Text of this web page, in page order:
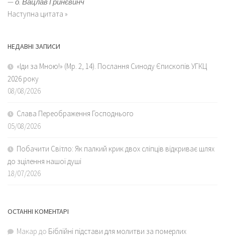
Наступна цитата »
НЕДАВНІ ЗАПИСИ
«Іди за Мною!» (Мр. 2, 14). Послання Синоду Єпископів УГКЦ
2026 року
08/08/2026
Слава Переображення Господнього
05/08/2026
Побачити Світло: Як палкий крик двох сліпців відкриває шлях
до зцілення нашої душі
18/07/2026
ОСТАННІ КОМЕНТАРІ
Макар до Біблійні підстави для молитви за померлих